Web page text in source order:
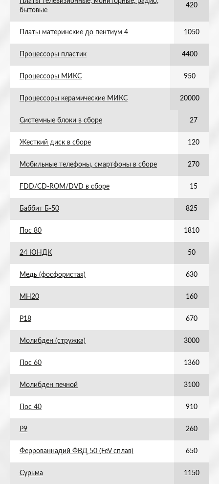
бытовые
420
Платы материнские до пентиум 4 1050
Процессоры пластик 4400
Процессоры МИКС 950
Процессоры керамические МИКС 20000
Системные блоки в сборе 27
Жесткий диск в сборе 120
Мобильные телефоны, смартфоны в сборе 270
FDD/CD-ROM/DVD в сборе 15
Баббит Б-50 825
Пос 80 1810
24 ЮНДК 50
Медь (фосфористая) 630
МН20 160
Р18 670
Молибден (стружка) 3000
Пос 60 1360
Молибден печной 3100
Пос 40 910
Р9 260
Феррованнадий ФВД 50 (FeV сплав) 650
Сурьма 1150